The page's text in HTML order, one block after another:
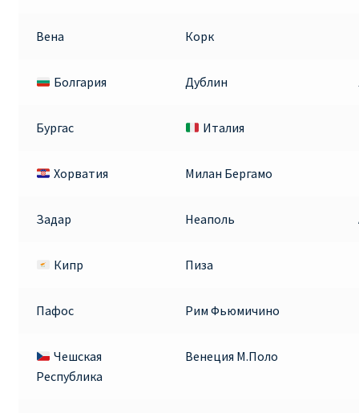
Вена Корк
Болгария Дублин
Бургас Италия
Хорватия Милан Бергамо
Задар Неаполь
Кипр Пиза
Пафос Рим Фьюмичино
Чешская
Республика
Венеция М.Поло